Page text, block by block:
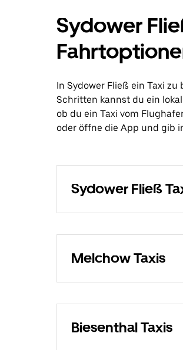
Sydower
In Sydower Fließ ein Taxi
Schritten kannst du ein
ob du ein Taxi vom
oder öffne die App und gib
Sydower Fließ
Melchow Taxis
Biesenthal Taxis